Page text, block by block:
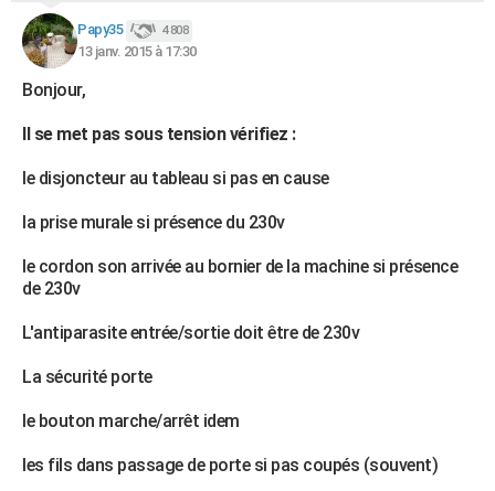
Papy35 4 808
13 janv. 2015 à 17:30
Bonjour,
Il se met pas sous tension vérifiez :
le disjoncteur au tableau si pas en cause
la prise murale si présence du 230v
le cordon son arrivée au bornier de la machine si présence
de 230v
L'antiparasite entrée/sortie doit être de 230v
La sécurité porte
le bouton marche/arrêt idem
les fils dans passage de porte si pas coupés (souvent)